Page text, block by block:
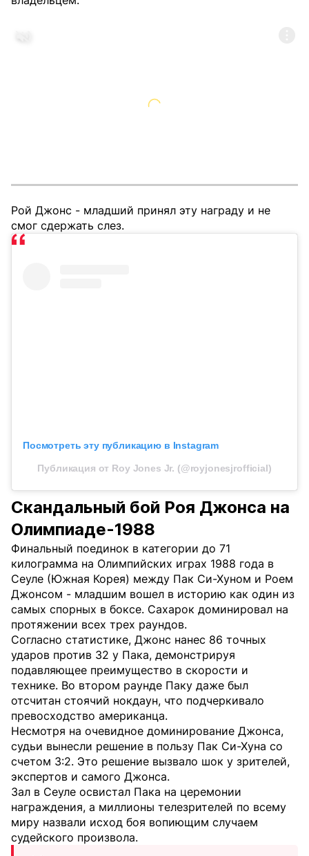
Рой Джонс - младший принял эту награду и не
смог сдержать слез.
Посмотреть эту публикацию в Instagram
Публикация от Roy Jones Jr. (@royjonesjrofficial)
Скандальный бой Роя Джонса на
Олимпиаде-1988
Финальный поединок в категории до 71
килограмма на Олимпийских играх 1988 года в
Сеуле (Южная Корея) между Пак Си-Хуном и Роем
Джонсом - младшим вошел в историю как один из
самых спорных в боксе. Сахарок доминировал на
протяжении всех трех раундов.
Согласно статистике, Джонс нанес 86 точных
ударов против 32 у Пака, демонстрируя
подавляющее преимущество в скорости и
технике. Во втором раунде Паку даже был
отсчитан стоячий нокдаун, что подчеркивало
превосходство американца.
Несмотря на очевидное доминирование Джонса,
судьи вынесли решение в пользу Пак Си-Хуна со
счетом 3:2. Это решение вызвало шок у зрителей,
экспертов и самого Джонса.
Зал в Сеуле освистал Пака на церемонии
награждения, а миллионы телезрителей по всему
миру назвали исход боя вопиющим случаем
судейского произвола.